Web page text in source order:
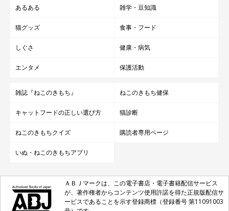
あるある 雑学・豆知識
猫グッズ 食事・フード
しぐさ 健康・病気
エンタメ 保護活動
雑誌『ねこのきもち』 ねこのきもち健保
キャットフードの正しい選び方 猫診断
ねこのきもちクイズ 購読者専用ページ
いぬ・ねこのきもちアプリ
ＡＢＪマークは、この電子書店・電子書籍配信サービス
が、著作権者からコンテンツ使用許諾を得た正規版配信サ
ービスであることを示す登録商標（登録番号 第11091003